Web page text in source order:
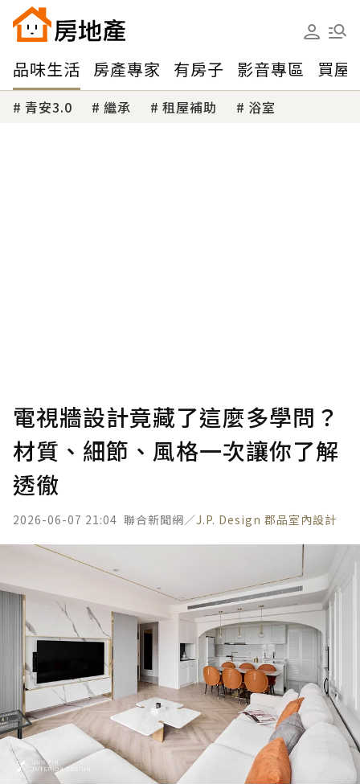
品味生活 房產專家 有房子 影音專區 買屋
青安3.0 繼承 租屋補助 浴室
電視牆設計竟藏了這麼多學問？
材質、細節、風格一次讓你了解
透徹
2026-06-07 21:04 聯合新聞網／J.P. Design 郡品室內設計